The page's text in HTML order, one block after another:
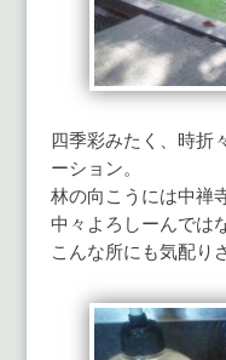
四季彩みたく、時折
ーション。
林の向こうには中禅
中々よろしーんでは
こんな所にも気配り